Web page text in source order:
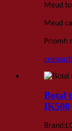
Meud
Meud
Prìomh
Botal
IK500
Brand: